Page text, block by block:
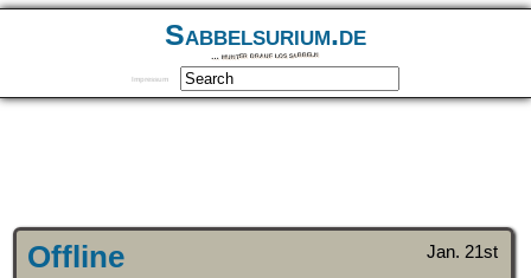
Sabbelsurium.de
… munter drauf los sabbeln
Impressum
Jan. 21st
Offline